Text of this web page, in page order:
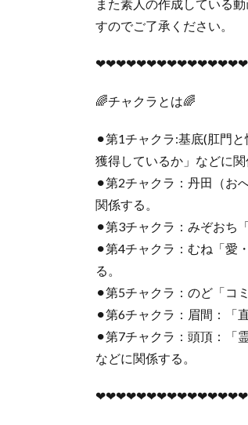
また素人の作成している
すのでご了承ください。
🌈チャクラとは🌈
⚫︎第1チャクラ:基底(肛門
獲得しているか」などに関
⚫︎第2チャクラ：丹田（お
関係する。
⚫︎第3チャクラ：みぞおち
⚫︎第4チャクラ：むね「愛
る。
⚫︎第5チャクラ：のど「コ
⚫︎第6チャクラ：眉間：「
⚫︎第7チャクラ：頭頂：「
などに関係する。